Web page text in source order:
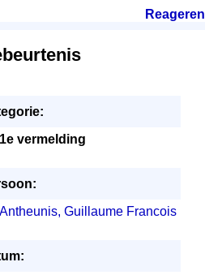
Reageren
1e vermelding
Antheunis, Guillaume Francois